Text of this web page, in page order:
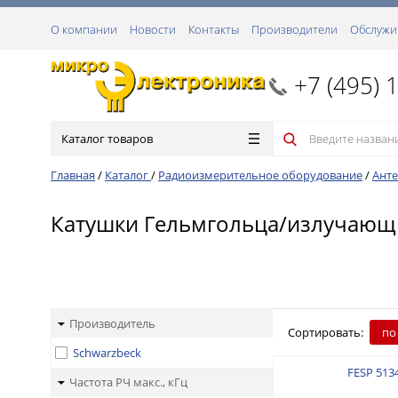
О компании Новости Контакты Производители
+7 (495)
Каталог товаров
Главная / Каталог/ Радиоизмерительное оборудование/
Катушки Гельмгольца/
Производитель
Schwarzbeck
Частота РЧ макс., кГц
Сортировать:
FESP